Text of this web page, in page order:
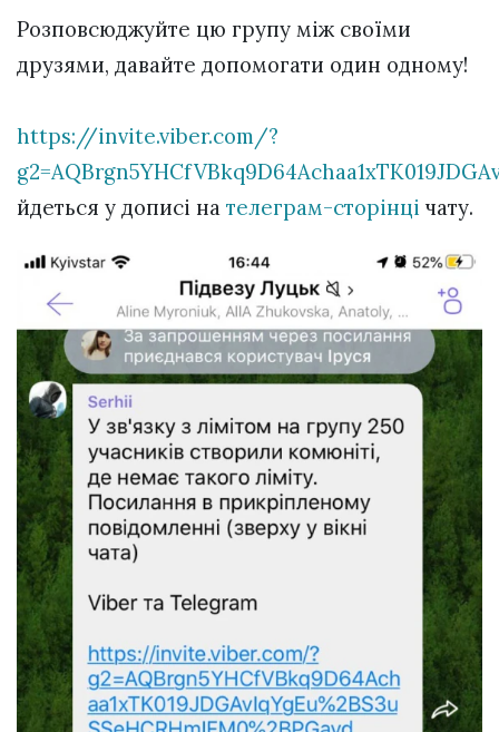
Розповсюджуйте цю групу між своїми
друзями, давайте допомогати один одному!
https://invite.viber.com/?
йдеться у дописі на телеграм-сторінці чату.